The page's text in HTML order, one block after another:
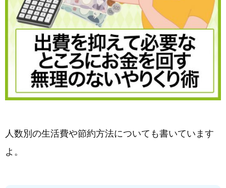
人数別の生活費や節約方法についても書いています
よ。